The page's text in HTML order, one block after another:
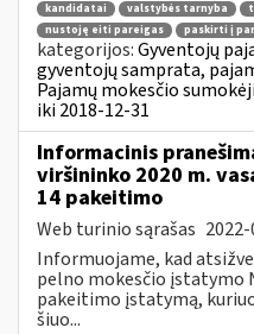
kandidatai valstybės tarnyba
nustoję eiti pareigas
paskirti į
kategorijos:Gyventojų
gyventojų samprata,
Pajamų mokesčio
iki 2018-12-31
Informacinis
viršininko 2020 m.
14 pakeitimo
Web turinio sąrašas
Informuojame, kad
pelno mokesčio įstatymo
pakeitimo įstatymą,
šiuo...